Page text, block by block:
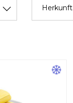
Herkunft